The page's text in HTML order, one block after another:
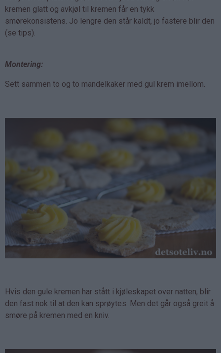
kremen glatt og avkjøl til kremen får en tykk
smørekonsistens. Jo lengre den står kaldt, jo fastere blir den
(se tips).
Montering:
Sett sammen to og to mandelkaker med gul krem imellom.
Hvis den gule kremen har stått i kjøleskapet over natten, blir
den fast nok til at den kan sprøytes. Men det går også greit å
smøre på kremen med en kniv.